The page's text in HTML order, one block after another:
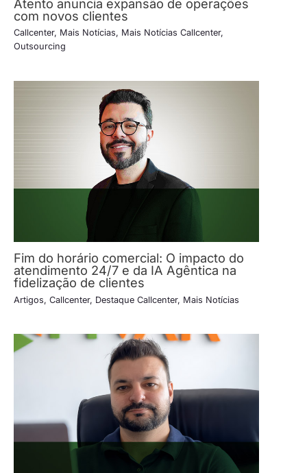
Atento anuncia expansão de operações
com novos clientes
Callcenter, Mais Notícias, Mais Notícias Callcenter,
Outsourcing
Fim do horário comercial: O impacto do
atendimento 24/7 e da IA Agêntica na
fidelização de clientes
Artigos, Callcenter, Destaque Callcenter, Mais Notícias